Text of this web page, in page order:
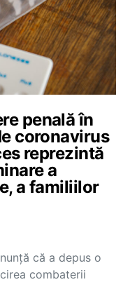
penală în
coronavirus
reprezintă
a
a familiilor
că a depus o
combaterii